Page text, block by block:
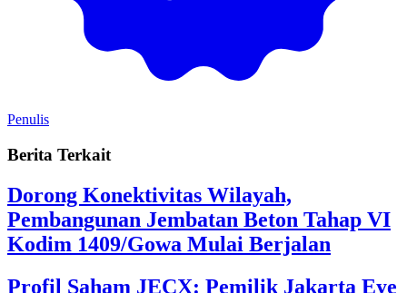
Penulis
Berita Terkait
Dorong Konektivitas Wilayah,
Pembangunan Jembatan Beton Tahap VI
Kodim 1409/Gowa Mulai Berjalan
Profil Saham JECX: Pemilik Jakarta Eye